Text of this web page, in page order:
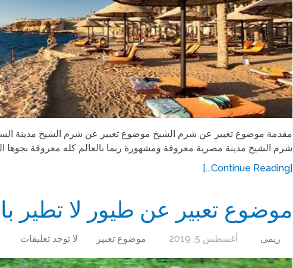
مقدمة موضوع تعبير عن شرم الشيخ موضوع تعبير عن شرم الشيخ مدينة
شرم الشيخ مدينة مصرية معروفة ومشهورة ربما بالعالم كله معروفة بجوها
[Continue Reading...]
موضوع تعبير عن طيور لا تطير
ريمي أغسطس 5, 2019 موضوع تعبير لا توجد تعليقات